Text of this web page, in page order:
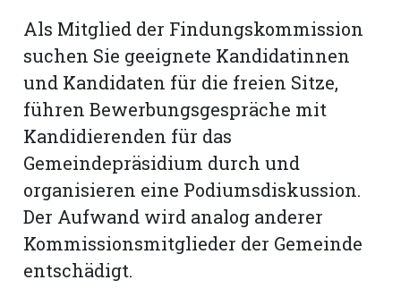
Als Mitglied der Findungskommission
suchen Sie geeignete Kandidatinnen
und Kandidaten für die freien Sitze,
führen Bewerbungsgespräche mit
Kandidierenden für das
Gemeindepräsidium durch und
organisieren eine Podiumsdiskussion.
Der Aufwand wird analog anderer
Kommissionsmitglieder der Gemeinde
entschädigt.